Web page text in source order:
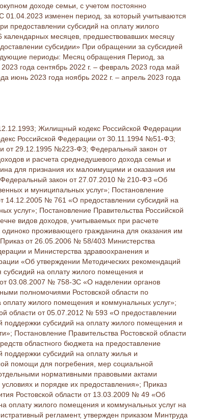
доходе семьи, с учетом постоянно
изменен период, за который учитываются
предоставлении субсидий на оплату жилого
месяцев, предшествовавших месяцу
субсидии» При обращении за субсидией
периоды: Месяц обращения Период, за
года сентябрь 2022 г. – февраль 2023 года май
июнь 2023 года ноябрь 2022 г. – апрель 2023 года
Жилищный кодекс Российской Федерации
Российской Федерации от 30.11.1994 №51-ФЗ;
от 29.12.1995 №223-ФЗ; Федеральный закон от
и расчета среднедушевого дохода семьи и
для признания их малоимущими и оказания им
закон от 27.07.2010 № 210-ФЗ «Об
и муниципальных услуг»; Постановление
14.12.2005 № 761 «О предоставлении субсидий на
услуг»; Постановление Правительства Российской
видов доходов, учитываемых при расчете
проживающего гражданина для оказания им
от 26.05.2006 № 58/403 Министерства
и Министерства здравоохранения и
«Об утверждении Методических рекомендаций
на оплату жилого помещения и
03.08.2007 № 758-ЗС «О наделении органов
полномочиями Ростовской области по
жилого помещения и коммунальных услуг»;
области от 05.07.2012 № 593 «О предоставлении
поддержки субсидий на оплату жилого помещения и
Постановление Правительства Ростовской области
областного бюджета на предоставление
поддержки субсидий на оплату жилья и
помощи для погребения, мер социальной
нормативными правовыми актами
и порядке их предоставления»; Приказ
Ростовской области от 13.03.2009 № 49 «Об
оплату жилого помещения и коммунальных услуг на
регламент, утвержден приказом Минтруда